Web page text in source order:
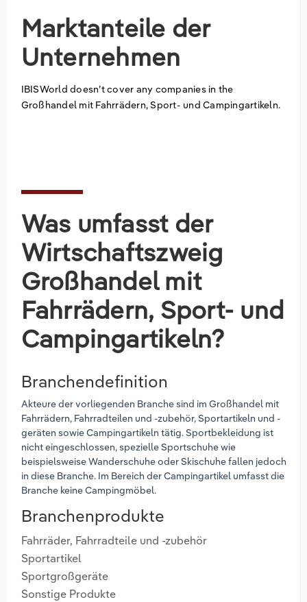
Marktanteile der
Unternehmen
IBISWorld doesn’t cover any companies in the
Großhandel mit Fahrrädern, Sport- und Campingartikeln.
Was umfasst der
Wirtschaftszweig
Großhandel mit
Fahrrädern, Sport- und
Campingartikeln?
Branchendefinition
Akteure der vorliegenden Branche sind im Großhandel mit
Fahrrädern, Fahrradteilen und -zubehör, Sportartikeln und -
geräten sowie Campingartikeln tätig. Sportbekleidung ist
nicht eingeschlossen, spezielle Sportschuhe wie
beispielsweise Wanderschuhe oder Skischuhe fallen jedoch
in diese Branche. Im Bereich der Campingartikel umfasst die
Branche keine Campingmöbel.
Branchenprodukte
Fahrräder, Fahrradteile und -zubehör
Sportartikel
Sportgroßgeräte
Sonstige Produkte